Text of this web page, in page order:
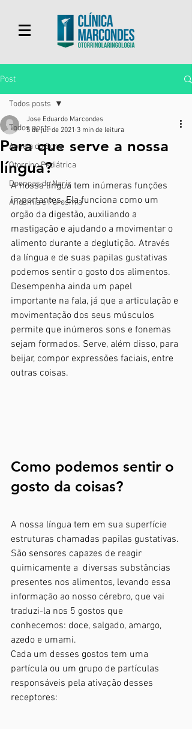
Post
Todos posts
Apneia do Sono
Otorrino Pediátrica
Doenças do Nariz
Anosmia e Parosmia
Todos posts
Para que serve a nossa
língua?
Jose Eduardo Marcondes
5 de jul. de 2021 3 min de leitura
A nossa língua tem inúmeras funções
importantes. Ela funciona como um
orgão da digestão, auxiliando a
mastigação e ajudando a movimentar o
alimento durante a deglutição. Através
da língua e de suas papilas gustativas
podemos sentir o gosto dos alimentos.
Desempenha ainda um papel
importante na fala, já que a articulação e
movimentação dos seus músculos
permite que inúmeros sons e fonemas
sejam formados. Serve, além disso, para
beijar, compor expressões faciais, entre
outras coisas.
Como podemos sentir o
gosto da coisas?
A nossa língua tem em sua superfície
estruturas chamadas papilas gustativas.
São sensores capazes de reagir
quimicamente a  diversas substâncias
presentes nos alimentos, levando essa
informação ao nosso cérebro, que vai
traduzi-la nos 5 gostos que
conhecemos: doce, salgado, amargo,
azedo e umami.
Cada um desses gostos tem uma
partícula ou um grupo de partículas
responsáveis pela ativação desses
receptores: